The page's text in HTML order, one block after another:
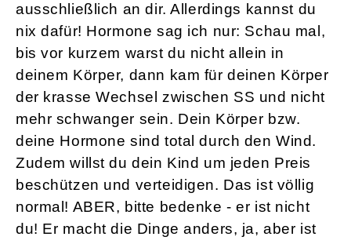
ausschließlich an dir. Allerdings kannst du
nix dafür! Hormone sag ich nur: Schau mal,
bis vor kurzem warst du nicht allein in
deinem Körper, dann kam für deinen Körper
der krasse Wechsel zwischen SS und nicht
mehr schwanger sein. Dein Körper bzw.
deine Hormone sind total durch den Wind.
Zudem willst du dein Kind um jeden Preis
beschützen und verteidigen. Das ist völlig
normal! ABER, bitte bedenke - er ist nicht
du! Er macht die Dinge anders, ja, aber ist